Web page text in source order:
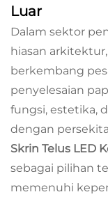
Luar
Dalam sektor
hiasan
berkembang
penyelesaian
fungsi, estetika,
dengan
Skrin Telus LED
sebagai pilihan
memenuhi